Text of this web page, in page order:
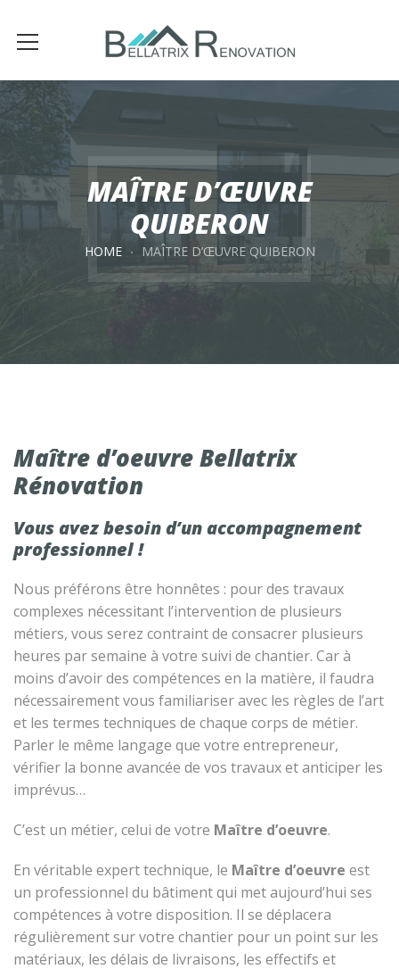
MAÎTRE D’ŒUVRE
QUIBERON
HOME MAÎTRE D’ŒUVRE QUIBERON
Maître d’oeuvre Bellatrix
Rénovation
Vous avez besoin d’un accompagnement
professionnel !
Nous préférons être honnêtes : pour des travaux
complexes nécessitant l’intervention de plusieurs
métiers, vous serez contraint de consacrer plusieurs
heures par semaine à votre suivi de chantier. Car à
moins d’avoir des compétences en la matière, il faudra
nécessairement vous familiariser avec les règles de l’art
et les termes techniques de chaque corps de métier.
Parler le même langage que votre entrepreneur,
vérifier la bonne avancée de vos travaux et anticiper les
imprévus…
C’est un métier, celui de votre Maître d’oeuvre.
En véritable expert technique, le Maître d’oeuvre est
un professionnel du bâtiment qui met aujourd’hui ses
compétences à votre disposition. Il se déplacera
régulièrement sur votre chantier pour un point sur les
matériaux, les délais de livraisons, les effectifs et